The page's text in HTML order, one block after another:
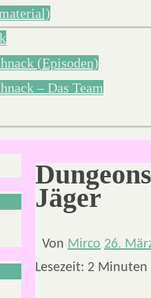
(Episoden)
– Das Team
Jäger
Von Mirco 26.
Lesezeit: 2 Minuten